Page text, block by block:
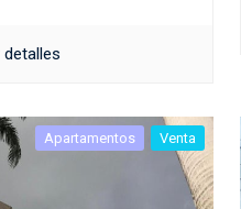
detalles
Apartamentos Venta